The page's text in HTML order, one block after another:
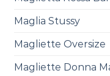
Maglia Stussy
Magliette Oversize
Magliette Donna